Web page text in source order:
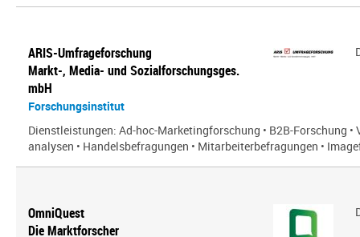
ARIS-Umfrageforschung
Markt-, Media- und Sozialforschungsges.
mbH
Forschungsinstitut
Dienstleistungen: Ad-hoc-Marketingforschung • B2B-Forschung
analysen • Handelsbefragungen • Mitarbeiterbefragungen •
OmniQuest
Die Marktforscher